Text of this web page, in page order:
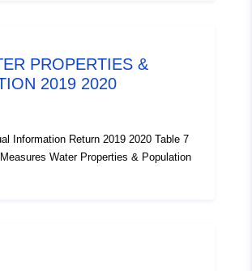
PROPERTIES &
2019 2020
Information Return 2019 2020 Table 7
Water Properties & Population